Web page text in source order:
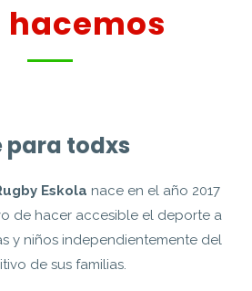
hacemos
para todxs
Eskola nace en el año 2017
de hacer accesible el deporte a
y niños independientemente del
de sus familias.